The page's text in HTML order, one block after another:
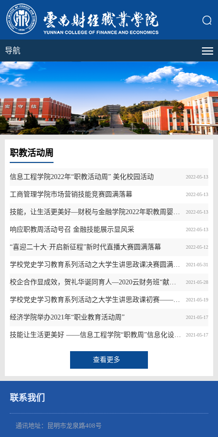
导航
职教活动周
2022-05-13
信息工程学院2022年“职教活动周” 美化校园活动
2022-05-13
工商管理学院市场营销技能竞赛圆满落幕
2022-05-13
技能，让生活更美好—财税与金融学院2022年职教周婴幼儿护理技能实践活动
2022-05-13
响应职教周活动号召 金融技能展示显风采
2022-05-12
“喜迎二十大·开启新征程”新时代直播大赛圆满落幕
2021-05-31
学校党史学习教育系列活动之大学生讲思政课决赛圆满落幕——习近平新时代中国特色社会主义思想大学习领航计划、职教活动周
2021-05-28
校企合作显成效，贺礼华诞同育人—2020云财务班“献礼中国共产党建党100周年”职教周主题活动
2021-05-19
学校党史学习教育系列活动之大学生讲思政课初赛——习近平新时代中国特色社会主义思想大学习领航计划、职教活动周
2021-05-17
经济学院举办2021年“职业教育活动周”
2021-05-17
技能让生活更美好 ——信息工程学院“职教周”信息化设备义务维护活动 （第二阶段）
查看更多
联系我们
通讯地址：昆明市龙泉路408号